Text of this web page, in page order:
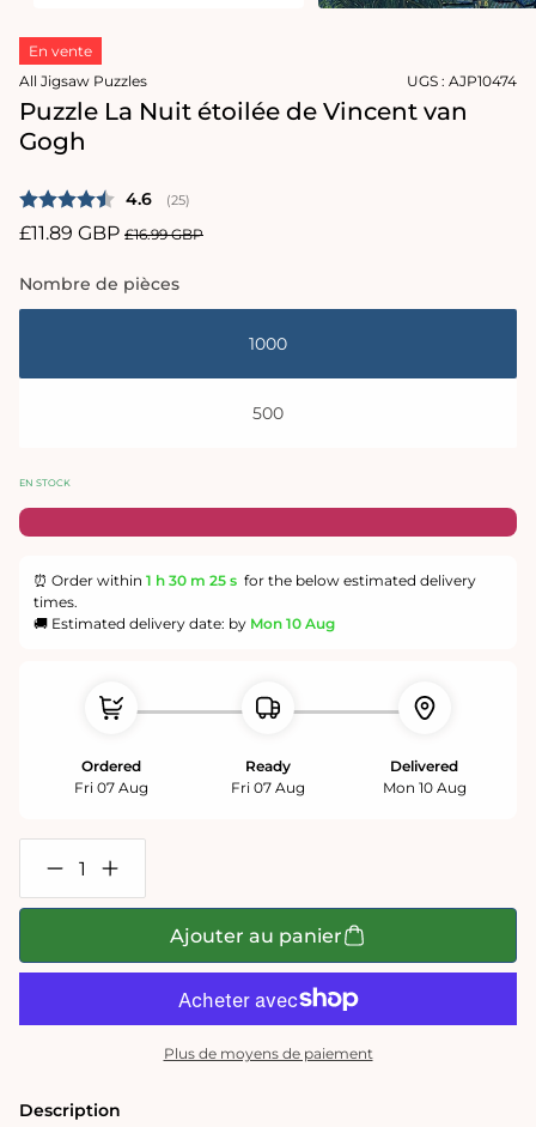
le
média
1
dans
une
fenêtre
modale
le
fenêtre
En vente
All Jigsaw Puzzles
UGS : AJP10474
Puzzle La Nuit étoilée de Vincent van
Gogh
Note moyenne:
4.6 (votes:
25)
Prix
£11.89 GBP Prix
£16.99 GBP
Nombre de pièces
1000
500
EN STOCK
⏰ Order within 1 h 30 m 25 s for the below estimated delivery
times.
🚚 Estimated delivery date: by Mon 10 Aug
Ordered
Fri 07 Aug
Ready
Fri 07 Aug
Delivered
Mon 10 Aug
Réduire
la
quantité
La
de
Augmenter
la
quantité
La
de
Vincent
Ajouter au panier
Plus de moyens de paiement
Description